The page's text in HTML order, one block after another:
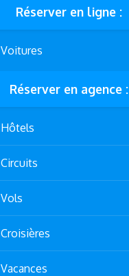
Réserver en ligne :
Voitures
Réserver en agence :
Hôtels
Circuits
Vols
Croisières
Vacances